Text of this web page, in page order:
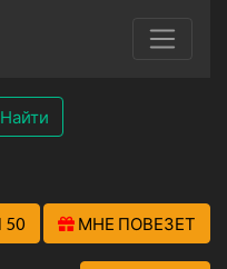
Найти
50 МНЕ ПОВЕЗЕТ